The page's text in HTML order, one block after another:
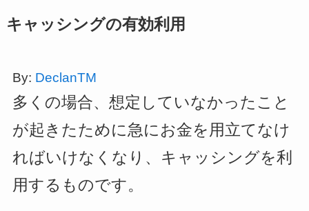
キャッシングの有効利用
By: DeclanTM
多くの場合、想定していなかったこと
が起きたために急にお金を用立てなけ
ればいけなくなり、キャッシングを利
用するものです。